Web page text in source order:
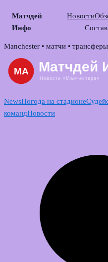
Матчдей
Инфо
Новости
Skip
content
Manchester • матчи • трансферы
NewsПогода на стадионе
командНовости